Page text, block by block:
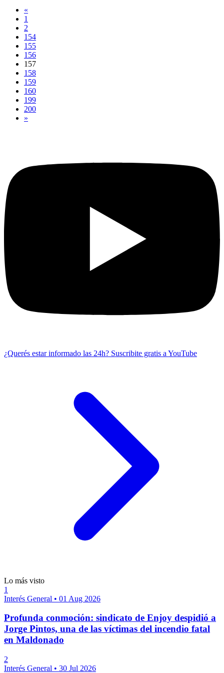
«
1
2
154
155
156
157
158
159
160
199
200
»
¿Querés estar informado las 24h? Suscribite gratis a YouTube
Lo más visto
1
Interés General • 01 Aug 2026
Profunda conmoción: sindicato de Enjoy despidió a
Jorge Pintos, una de las víctimas del incendio fatal
en Maldonado
2
Interés General • 30 Jul 2026